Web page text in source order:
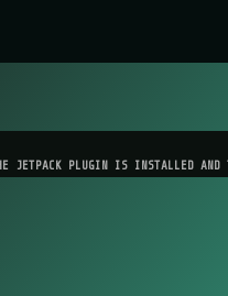
JETPACK PLUGIN IS INSTALLED